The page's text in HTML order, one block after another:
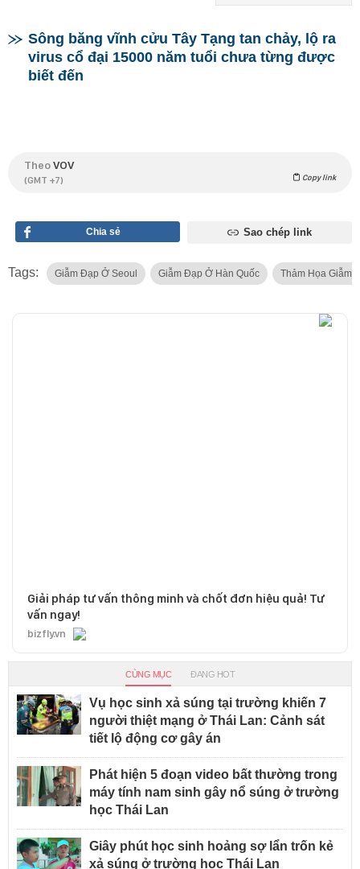
Sông băng vĩnh cửu Tây Tạng tan chảy, lộ ra
virus cổ đại 15000 năm tuổi chưa từng được
biết đến
TheoVOV
(GMT +7) Copy link
Chia sẻ Sao chép link
Tags: Giẫm Đạp Ở Seoul Giẫm Đạp Ở Hàn Quốc Thảm Họa Giẫm
Giải pháp tư vấn thông minh và chốt đơn hiệu quả! Tư
vấn ngay!
bizfly.vn
CÙNG MỤC ĐANG HOT
Vụ học sinh xả súng tại trường khiến 7
người thiệt mạng ở Thái Lan: Cảnh sát
tiết lộ động cơ gây án
Phát hiện 5 đoạn video bất thường trong
máy tính nam sinh gây nổ súng ở trường
học Thái Lan
Giây phút học sinh hoảng sợ lẩn trốn kẻ
xả súng ở trường học Thái Lan